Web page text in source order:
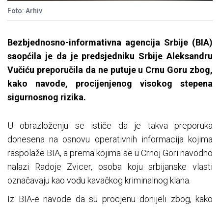
Foto: Arhiv
Bezbjednosno-informativna agencija Srbije (BIA)
saopćila je da je predsjedniku Srbije Aleksandru
Vučiću preporučila da ne putuje u Crnu Goru zbog,
kako navode, procijenjenog visokog stepena
sigurnosnog rizika.
U obrazloženju se ističe da je takva preporuka
donesena na osnovu operativnih informacija kojima
raspolaže BIA, a prema kojima se u Crnoj Gori navodno
nalazi Radoje Zvicer, osoba koju srbijanske vlasti
označavaju kao vođu kavačkog kriminalnog klana.
Iz BIA-e navode da su procjenu donijeli zbog, kako